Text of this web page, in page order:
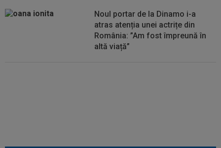
Noul portar de la Dinamo i-a
atras atenția unei actrițe din
România: ”Am fost împreună în
altă viață”